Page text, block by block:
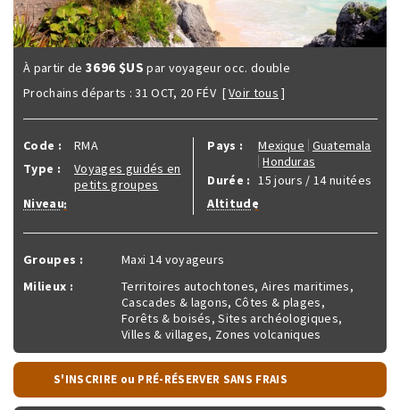
À partir de 3696 $US par voyageur occ. double
Prochains départs :31 OCT, 20 FÉV[Voir tous ]
Code :
RMA
Type :
Voyages guidés en
petits groupes
Niveau:
Pays : Mexique Guatemala
Honduras
Durée :
15 jours / 14 nuitées
Altitude:
Groupes :
Maxi 14 voyageurs
Milieux :
Territoires autochtones, Aires maritimes,
Cascades & lagons, Côtes & plages,
Forêts & boisés, Sites archéologiques,
Villes & villages, Zones volcaniques
S'INSCRIRE ou PRÉ-RÉSERVER SANS FRAIS